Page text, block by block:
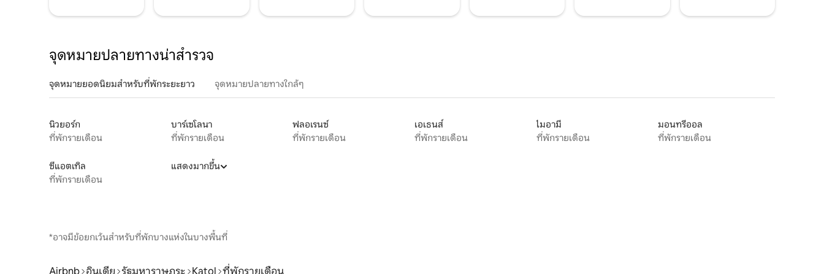
จุดหมายปลายทางน่าสำรวจ
จุดหมายยอดนิยมสำหรับที่พักระยะยาว จุดหมายปลายทางใกล้ๆ
นิวยอร์ก
ที่พักรายเดือน
บาร์เซโลนา
ที่พักรายเดือน
ฟลอเรนซ์
ที่พักรายเดือน
เอเธนส์
ที่พักรายเดือน
ไมอามี
ที่พักรายเดือน
มอนทรีออล
ที่พักรายเดือน
ซีแอตเทิล
ที่พักรายเดือน
แสดงมากขึ้น
*อาจมีข้อยกเว้นสำหรับที่พักบางแห่งในบางพื้นที่
Airbnb